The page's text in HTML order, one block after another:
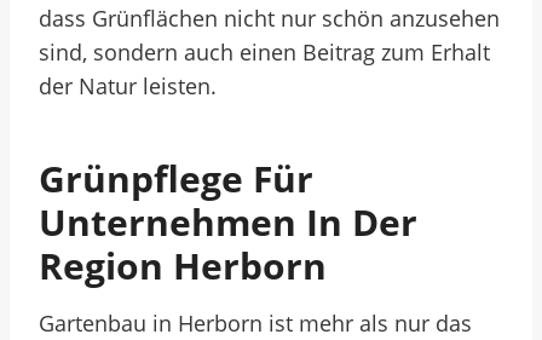
dass Grünflächen nicht nur schön anzusehen
sind, sondern auch einen Beitrag zum Erhalt
der Natur leisten.
Grünpflege Für
Unternehmen In Der
Region Herborn
Gartenbau in Herborn ist mehr als nur das